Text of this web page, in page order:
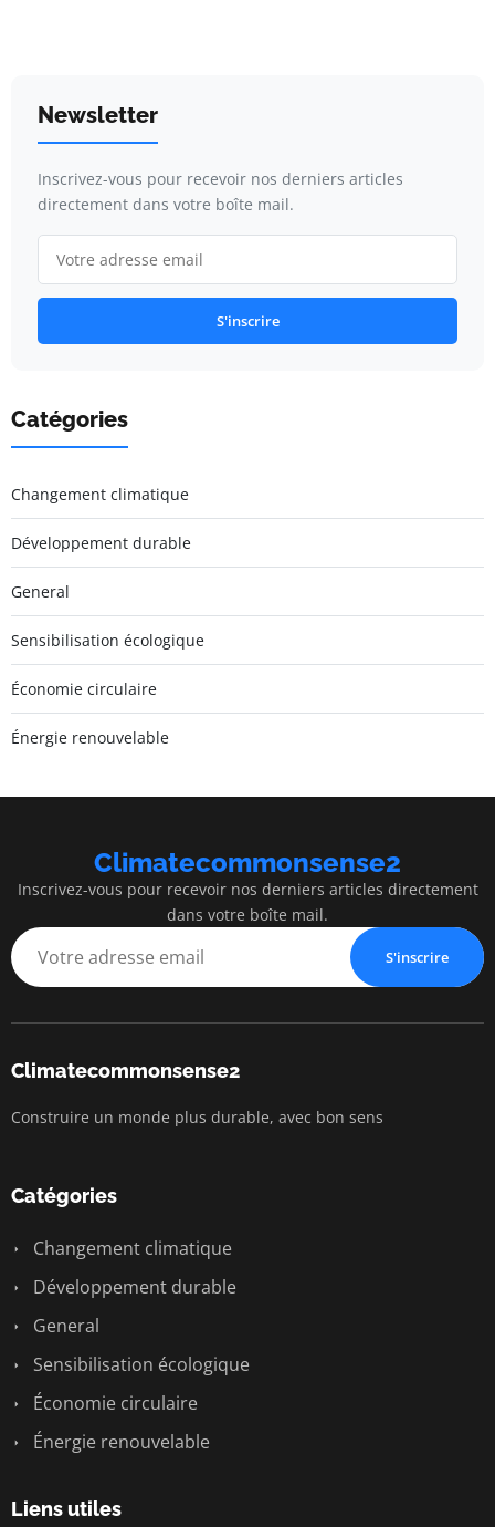
Newsletter
Inscrivez-vous pour recevoir nos derniers articles
directement dans votre boîte mail.
S'inscrire
Catégories
Changement climatique
Développement durable
General
Sensibilisation écologique
Économie circulaire
Énergie renouvelable
Climatecommonsense2
Inscrivez-vous pour recevoir nos derniers articles directement
dans votre boîte mail.
S'inscrire
Climatecommonsense2
Construire un monde plus durable, avec bon sens
Catégories
Changement climatique
Développement durable
General
Sensibilisation écologique
Économie circulaire
Énergie renouvelable
Liens utiles